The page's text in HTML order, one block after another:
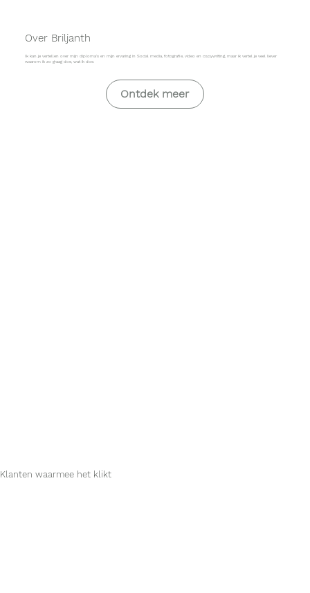
Ontdek meer
Ik kan je vertellen over mijn diploma's en mijn ervaring in Social media, fotografie, video en copywriting, maar ik vertel je veel liever
waarom ik zo graag doe, wat ik doe.
Over Briljanth
Klanten waarmee het klikt